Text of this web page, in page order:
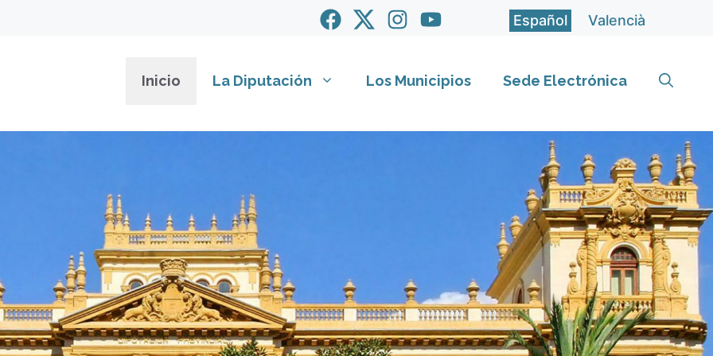
Español Valencià
Inicio La Diputación Los Municipios Sede Electrónica